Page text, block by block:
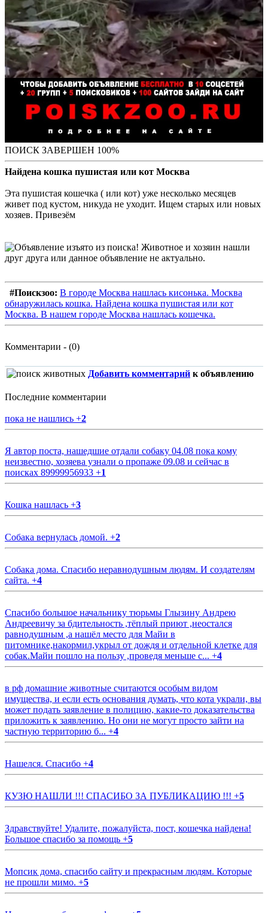
ПОИСК ЗАВЕРШЕН 100%
Найдена кошка пушистая или кот Москва
Эта пушистая кошечка ( или кот) уже несколько месяцев
живет под кустом, никуда не уходит. Ищем старых или новых
хозяев. Привезём
#Поискзоо: В городе Москва нашлась кисонька. Москва
обнаружилась кошка. Найдена кошка пушистая или кот
Москва. В нашем городе Москва нашлась кошечка.
Комментарии - (0)
Добавить комментарий к объявлению
Последние комментарии
пока не нашлись +2
Я автор поста, нашедшие отдали собаку 04.08 пока кому
неизвестно, хозяева узнали о пропаже 09.08 и сейчас в
поисках 89999956933 +1
Кошка нашлась +3
Собака вернулась домой. +2
Собака дома. Спасибо неравнодушным людям. И создателям
сайта. +4
Спасибо большое начальнику тюрьмы Глызину Андрею
Андреевичу за бдительность ,тёплый приют ,неостался
равнодушным ,а нашёл место для Майи в
питомнике,накормил,укрыл от дождя и отдельной клетке для
собак.Майи пошло на пользу ,проведя меньше с... +4
в рф домашние животные считаются особым видом
имущества, и если есть основания думать, что кота украли, вы
может подать заявление в полицию, какие-то доказательства
приложить к заявлению. Но они не могут просто зайти на
частную территорию б... +4
Нашелся. Спасибо +4
КУЗЮ НАШЛИ !!! СПАСИБО ЗА ПУБЛИКАЦИЮ !!! +5
Здравствуйте! Удалите, пожалуйста, пост, кошечка найдена!
Большое спасибо за помощь +5
Мопсик дома, спасибо сайту и прекрасным людям. Которые
не прошли мимо. +5